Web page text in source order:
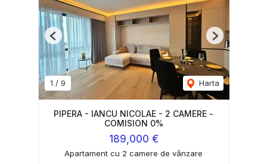
1 / 9 Harta
Previous Next
PIPERA - IANCU NICOLAE - 2 CAMERE -
COMISION 0%
189,000 €
Apartament cu 2 camere de vânzare